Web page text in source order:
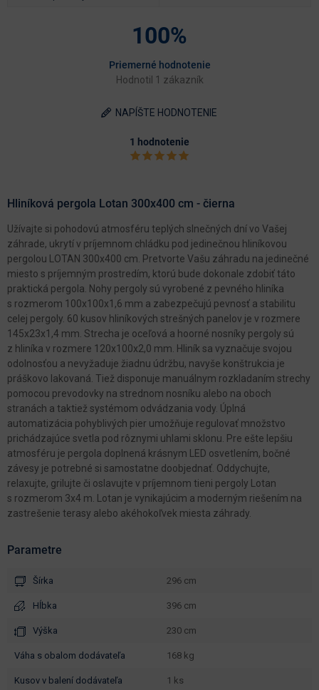
100%
Priemerné hodnotenie
Hodnotil 1 zákazník
NAPÍŠTE HODNOTENIE
1 hodnotenie
Hliníková pergola Lotan 300x400 cm - čierna
Užívajte si pohodovú atmosféru teplých slnečných dní vo Vašej
záhrade, ukrytí v príjemnom chládku pod jedinečnou hliníkovou
pergolou LOTAN 300x400 cm. Pretvorte Vašu záhradu na jedinečné
miesto s príjemným prostredím, ktorú bude dokonale zdobiť táto
praktická pergola. Nohy pergoly sú vyrobené z pevného hliníka
s rozmerom 100x100x1,6 mm a zabezpečujú pevnosť a stabilitu
celej pergoly. 60 kusov hliníkových strešných panelov je v rozmere
145x23x1,4 mm. Strecha je oceľová a hoorné nosníky pergoly sú
z hliníka v rozmere 120x100x2,0 mm. Hliník sa vyznačuje svojou
odolnosťou a nevyžaduje žiadnu údržbu, navyše konštrukcia je
práškovo lakovaná. Tiež disponuje manuálnym rozkladaním strechy
pomocou prevodovky na strednom nosníku alebo na oboch
stranách a taktiež systémom odvádzania vody. Úplná
automatizácia pohyblivých pier umožňuje regulovať množstvo
prichádzajúce svetla pod rôznymi uhlami sklonu. Pre ešte lepšiu
atmosféru je pergola doplnená krásnym LED osvetlením, bočné
závesy je potrebné si samostatne doobjednať. Oddychujte,
relaxujte, grilujte či oslavujte v príjemnom tieni pergoly Lotan
s rozmerom 3x4 m. Lotan je vynikajúcim a moderným riešením na
zastrešenie terasy alebo akéhokoľvek miesta záhrady.
Parametre
Šírka 296 cm
Hĺbka 396 cm
Výška 230 cm
váha s obalom dodávateľa 168 kg
kusov v balení dodávateľa 1 ks